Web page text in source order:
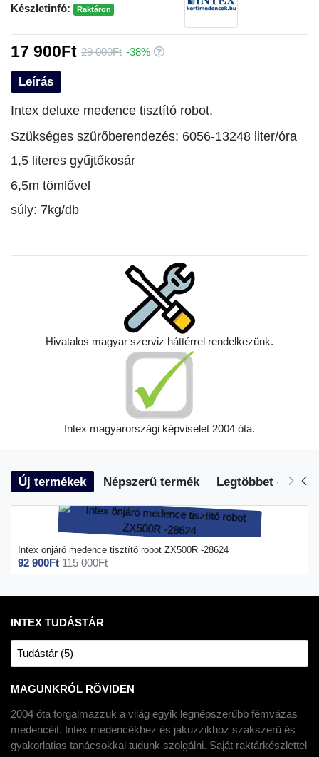
Leírás
Intex deluxe medence tisztító robot.
Szükséges szűrőberendezés: 6056-13248 liter/óra
1,5 literes gyűjtőkosár
6,5m tömlővel
súly: 7kg/db
Készletinfó:
Raktáron
17 900Ft 29 000Ft -38%
Hivatalos magyar szerviz háttérrel rendelkezünk.
Intex magyarországi képviselet 2004 óta.
Új termékek Népszerű termék Legtöbbet eladott
Intex önjáró medence tisztító robot ZX500R -28624
92 900Ft 115 000Ft
INTEX TUDÁSTÁR
Tudástár (5)
MAGUNKRÓL RÖVIDEN
2004 óta forgalmazzuk a világ egyik legnépszerűbb fémvázas
medencéit. Intex medencékhez és jakuzzikhoz szakszerű és
gyakorlatias tanácsokkal tudunk szolgálni. Saját raktárkészlettel